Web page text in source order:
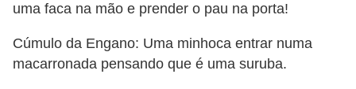
uma faca na mão e prender o pau na porta!
Cúmulo da Engano: Uma minhoca entrar numa
macarronada pensando que é uma suruba.